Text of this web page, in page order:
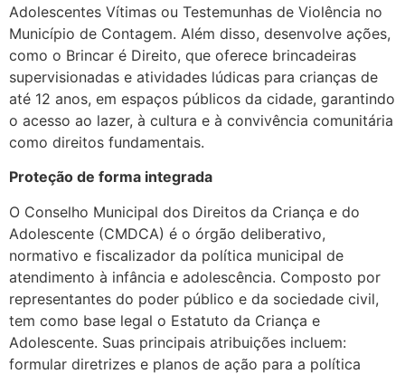
Adolescentes Vítimas ou Testemunhas de Violência no
Município de Contagem. Além disso, desenvolve ações,
como o Brincar é Direito, que oferece brincadeiras
supervisionadas e atividades lúdicas para crianças de
até 12 anos, em espaços públicos da cidade, garantindo
o acesso ao lazer, à cultura e à convivência comunitária
como direitos fundamentais.
Proteção de forma integrada
O Conselho Municipal dos Direitos da Criança e do
Adolescente (CMDCA) é o órgão deliberativo,
normativo e fiscalizador da política municipal de
atendimento à infância e adolescência. Composto por
representantes do poder público e da sociedade civil,
tem como base legal o Estatuto da Criança e
Adolescente. Suas principais atribuições incluem:
formular diretrizes e planos de ação para a política